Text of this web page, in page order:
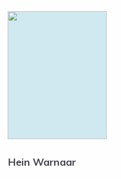
Hein Warnaar